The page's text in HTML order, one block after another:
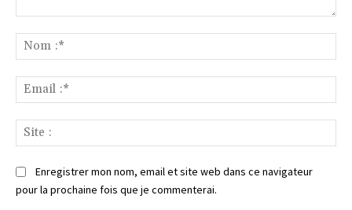
:*
:*
:
Enregistrer mon nom, email et site web dans ce navigateur
pour la prochaine fois que je commenterai.